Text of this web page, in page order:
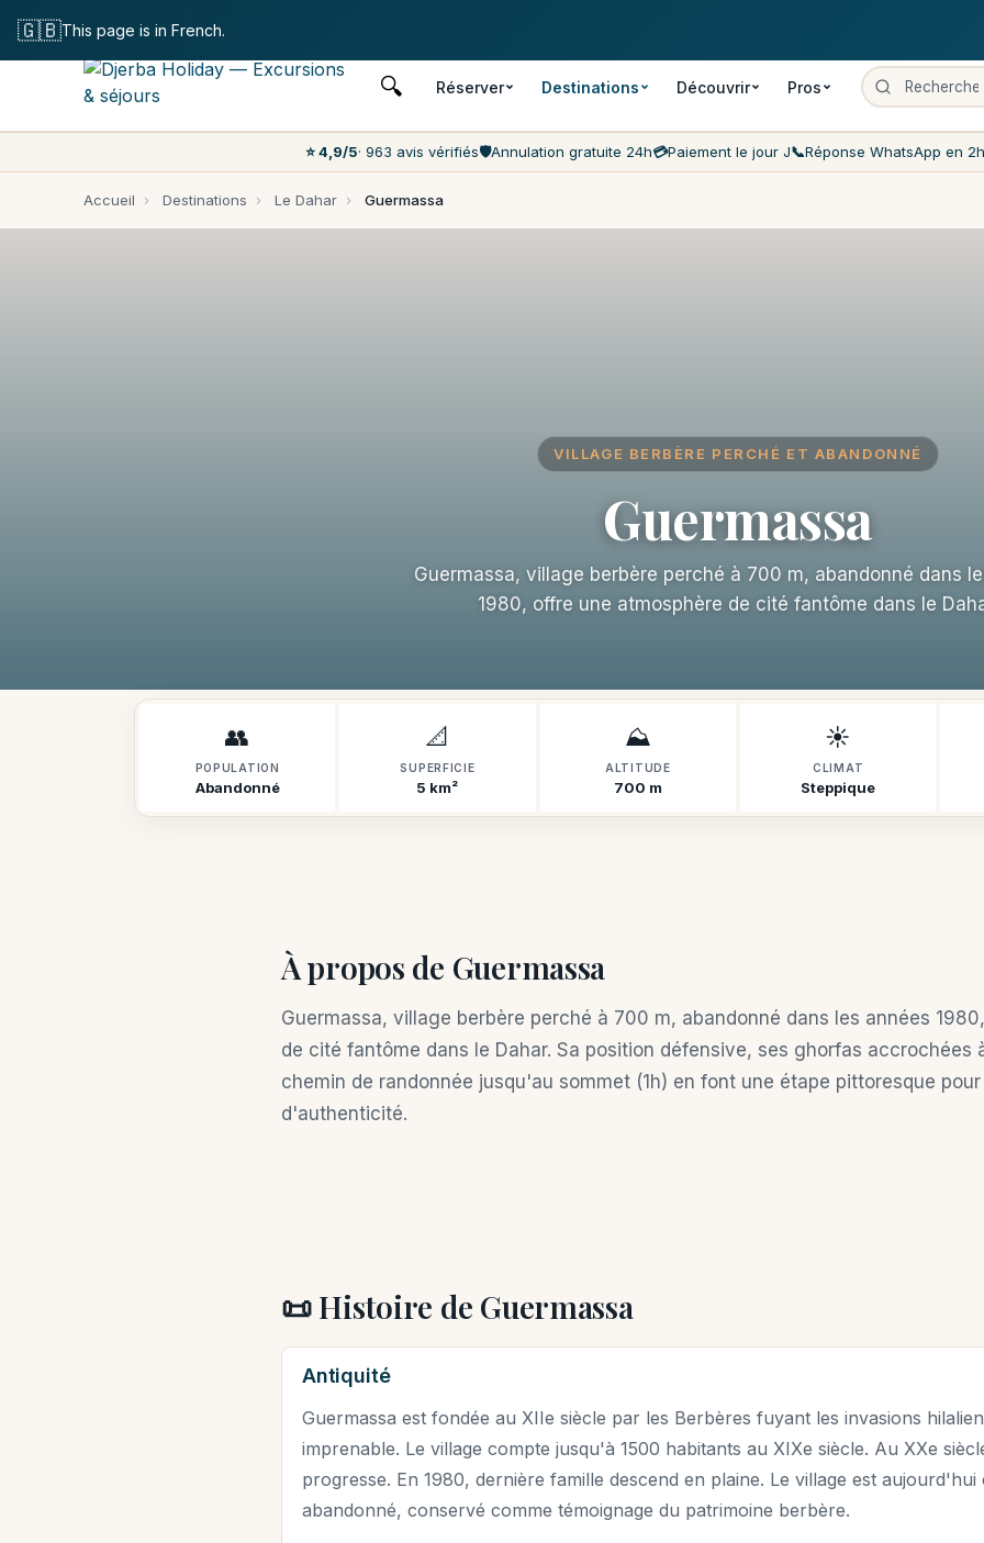
🔍 Réserver Destinations Découvrir Pros
⭐ 4,9/5· 963 avis vérifiés🛡️Annulation gratuite 24h💳Paiement le jour J📞Réponse WhatsApp en 2h
Accueil › Destinations › Le Dahar › Guermassa
VILLAGE BERBÈRE PERCHÉ ET ABANDONNÉ
Guermassa
Guermassa, village berbère perché à 700 m, abandonné dans
1980, offre une atmosphère de cité fantôme dans le
👥
POPULATION
Abandonné
📐
SUPERFICIE
5 km²
⛰️
ALTITUDE
700 m
☀️
CLIMAT
Steppique
À propos de Guermassa
Guermassa, village berbère perché à 700 m, abandonné dans les années
de cité fantôme dans le Dahar. Sa position défensive, ses ghorfas accrochées
chemin de randonnée jusqu'au sommet (1h) en font une étape pittoresque
d'authenticité.
📜 Histoire de Guermassa
Antiquité
Guermassa est fondée au XIIe siècle par les Berbères fuyant les invasions
imprenable. Le village compte jusqu'à 1500 habitants au XIXe siècle. Au XXe
progresse. En 1980, dernière famille descend en plaine. Le village est
abandonné, conservé comme témoignage du patrimoine berbère.
🇬🇧This page is in French.